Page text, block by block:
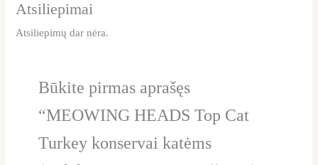
Atsiliepimai
Atsiliepimų dar nėra.
Būkite pirmas aprašęs
“MEOWING HEADS Top Cat
Turkey konservai katėms